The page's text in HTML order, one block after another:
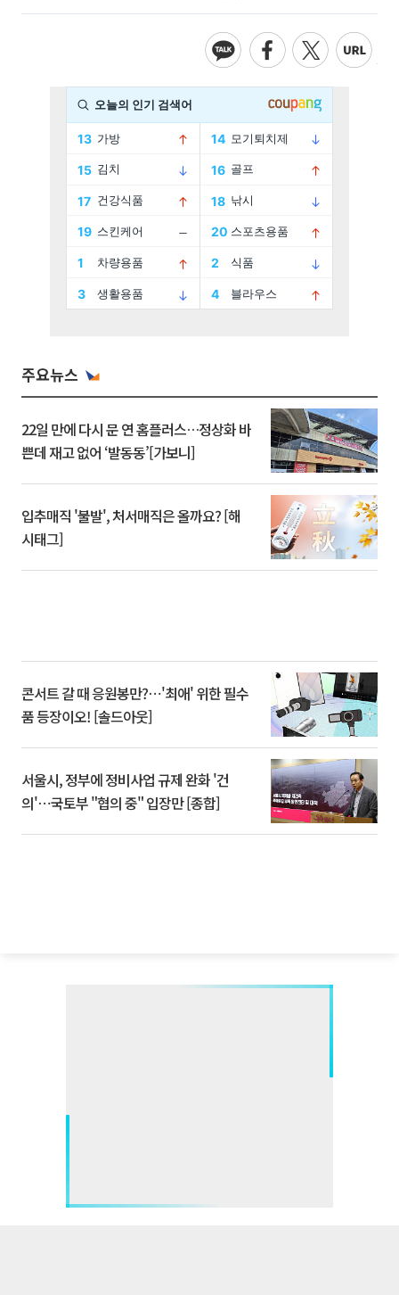
주요뉴스
22일 만에 다시 문 연 홈플러스…정상화 바
쁜데 재고 없어 ‘발동동’[가보니]
입추매직 '불발', 처서매직은 올까요? [해
시태그]
콘서트 갈 때 응원봉만?⋯'최애' 위한 필수
품 등장이오! [솔드아웃]
서울시, 정부에 정비사업 규제 완화 '건
의'⋯국토부 "협의 중" 입장만 [종합]